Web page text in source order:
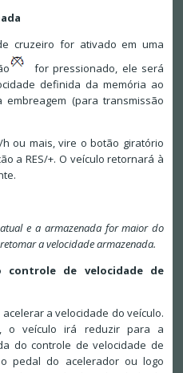
cruzeiro for ativado em uma
for pressionado, ele será
definida da memória ao
(para transmissão
ou mais, vire o botão giratório
a RES/+. O veículo retornará à
e a armazenada for maior do
a velocidade armazenada.
controle de velocidade de
a velocidade do veículo.
o veículo irá reduzir para a
do controle de velocidade de
pedal do acelerador ou logo